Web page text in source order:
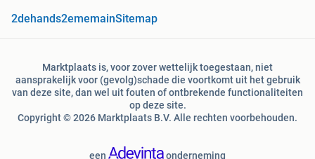
2dehands2ememainSitemap
Marktplaats is, voor zover wettelijk toegestaan, niet
aansprakelijk voor (gevolg)schade die voortkomt uit het gebruik
van deze site, dan wel uit fouten of ontbrekende functionaliteiten
op deze site.
Copyright © 2026 Marktplaats B.V. Alle rechten voorbehouden.
een onderneming